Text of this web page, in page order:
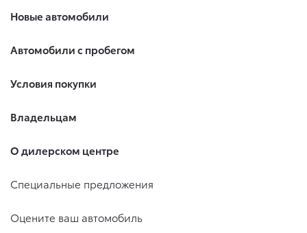
Новые автомобили
Автомобили с пробегом
Условия покупки
Владельцам
О дилерском центре
Специальные предложения
Оцените ваш автомобиль